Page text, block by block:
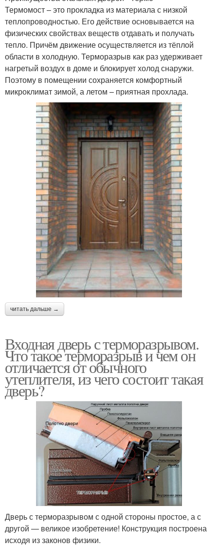
Термомост – это прокладка из материала с низкой
теплопроводностью. Его действие основывается на
физических свойствах веществ отдавать и получать
тепло. Причём движение осуществляется из тёплой
области в холодную. Терморазрыв как раз удерживает
нагретый воздух в доме и блокирует холод снаружи.
Поэтому в помещении сохраняется комфортный
микроклимат зимой, а летом – приятная прохлада.
читать дальше →
Входная дверь с терморазрывом.
Что такое терморазрыв и чем он
отличается от обычного
утеплителя, из чего состоит такая
дверь?
Дверь с терморазрывом с одной стороны простое, а с
другой — великое изобретение! Конструкция построена
исходя из законов физики.